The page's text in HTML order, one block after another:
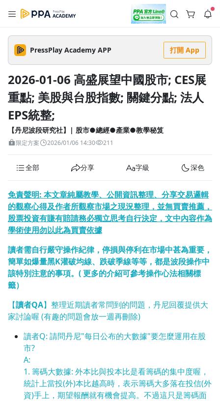
註冊領取 上千元優惠券！
公告
🌞 PPA 避暑津貼．冷氣房升級｜期間快閃活動
🥵 酷暑限時快閃｜單筆滿 NT$2,500 現折 NT$300、再贈最高
2% 點數回饋！🚀 酷暑來襲．偷偷在冷氣房升級 📈⭐️ 【冷氣房
進修 限時開跑】◾單筆滿 NT$2,500 現折 NT$300◾活動期間：
即日起 - 8/13（只有一週）-📣 酷暑季好康 \ 再加碼 /→ 點數回饋
無上限🔥購買任一課程 or 訂閱✅ 消費即享回饋 1% 點數✅ 滿
$5,000 回饋 2% 點數🎁 此為 PPA 官方帳號 Line@ 專屬活動，加
入好友👉 享有「渠道專屬活動」及「個人化推播」！
3 天前
查看全部
PressPlay Academy APP 打開 App
2026-01-06 高盛展望中國股市; CES展
重點; 美股與台股指數; 關鍵分點; 法人
EPS統整;
【丹尼波段研究社】| 股市●總經●產業●教學秘笈
限定方案 2026/01/06 14:30 211
全部 分享 字級 深色
免責聲明: 本文章純屬教學、公開資訊整理、分享交易邏輯
的觀察心得及作者所觀察市場之現況整理，並無買賣推薦，
股票投資有賺有賠請務必獨立思考自行決定，文中內容作為
學術使用勿以此為買賣依據
讀者需自行嚴守操作紀律，停損與停利在市場中甚為重要，
簡單如爆量黑K灌破均線、跌破季線等等，都是波段操作中
該特別注意的事項。( 更多的介紹可參考操作心法相關標
籤）
【讀者QA】整理近期讀者常問到的問題，丹尼回覆提供大
家討論喔 (有趣的問題會放一週再刪除)
讀者Q: 請問丹尼"每日公布的大數據"要怎麼運用在股
市?
A:
1. 籌碼大數據: 外本比與投本比是看籌碼的集中度喔，
統計上當投(外)本比越高時，表示籌碼大多落在投信(外
資)手上，期望報酬就有機會提高。不過這只是籌碼面
--:-- --:--
播放速度
1.75x
1.5x
1.25x
1.0x
0.75x
追蹤列表 播放清單
沒有播放清單
返回播放器
清除全部